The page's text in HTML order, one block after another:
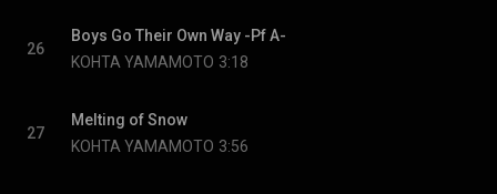
26
Boys Go Their Own Way -Pf A-
KOHTA YAMAMOTO 3:18
27
Melting of Snow
KOHTA YAMAMOTO 3:56